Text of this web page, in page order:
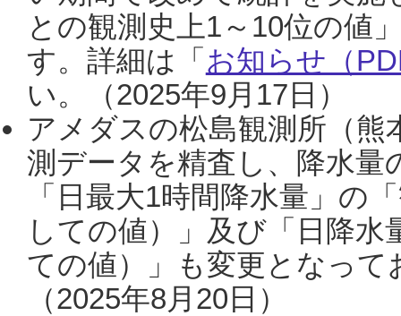
との観測史上1～10位の値
す。詳細は「 お知らせ（
い。（2025年9月17日）
アメダスの松島観測所（熊
測データを精査し、降水
「日最大1時間降水量」の
しての値）」及び「日降
ての値）」も変更となっ
（2025年8月20日）